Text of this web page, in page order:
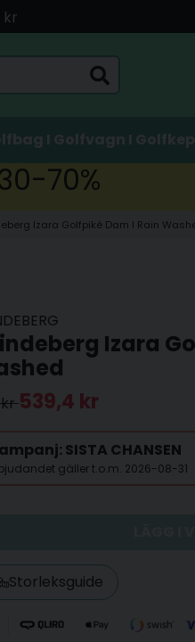
& PostNord
I Golfvagn I
70%
Izara Golfpiké Dam I Rain
Izara
kr539,4 kr
SISTA CHANSEN
gäller t.o.m. 2026-08-31
Storleksguide